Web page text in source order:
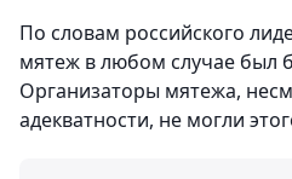
По словам российского
мятеж в любом случае был
Организаторы мятежа,
адекватности, не могли